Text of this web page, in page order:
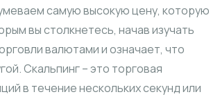
самую высокую цену, которую
вы столкнетесь, начав изучать
валютами и означает, что
Скальпинг – это торговая
в течение нескольких секунд или